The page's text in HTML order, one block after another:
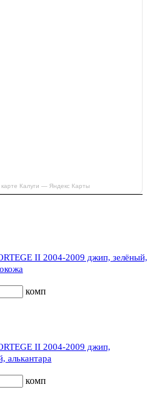
Калуги — Яндекс Карты
II 2004-2009 джип, зелёный,
комп
II 2004-2009 джип,
алькантара
комп